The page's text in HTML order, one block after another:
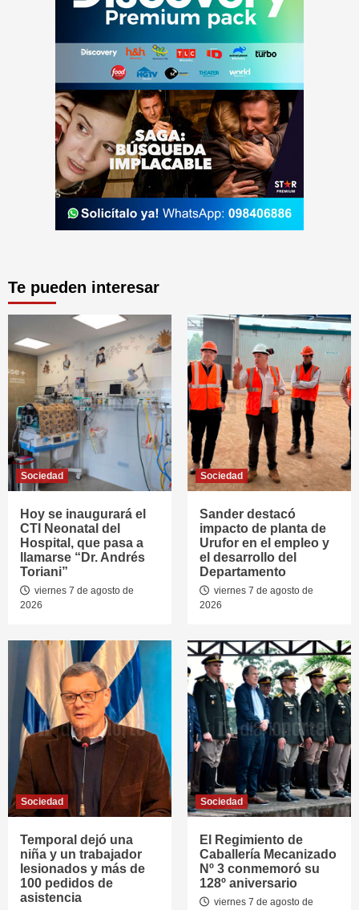
Te pueden interesar
Sociedad
Hoy se inaugurará el
CTI Neonatal del
Hospital, que pasa a
llamarse “Dr. Andrés
Toriani”
viernes 7 de agosto de
2026
Sociedad
Sander destacó
impacto de planta de
Urufor en el empleo y
el desarrollo del
Departamento
viernes 7 de agosto de
2026
Sociedad
Temporal dejó una
niña y un trabajador
lesionados y más de
100 pedidos de
asistencia
Sociedad
El Regimiento de
Caballería Mecanizado
Nº 3 conmemoró su
128º aniversario
viernes 7 de agosto de